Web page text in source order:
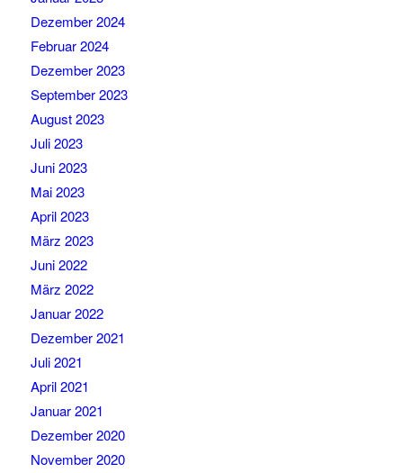
Dezember 2024
Februar 2024
Dezember 2023
September 2023
August 2023
Juli 2023
Juni 2023
Mai 2023
April 2023
März 2023
Juni 2022
März 2022
Januar 2022
Dezember 2021
Juli 2021
April 2021
Januar 2021
Dezember 2020
November 2020